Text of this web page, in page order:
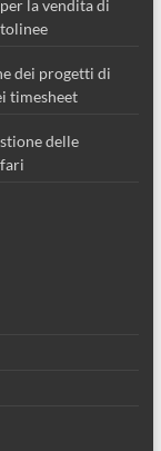
la vendita di
dei progetti di
timesheet
delle